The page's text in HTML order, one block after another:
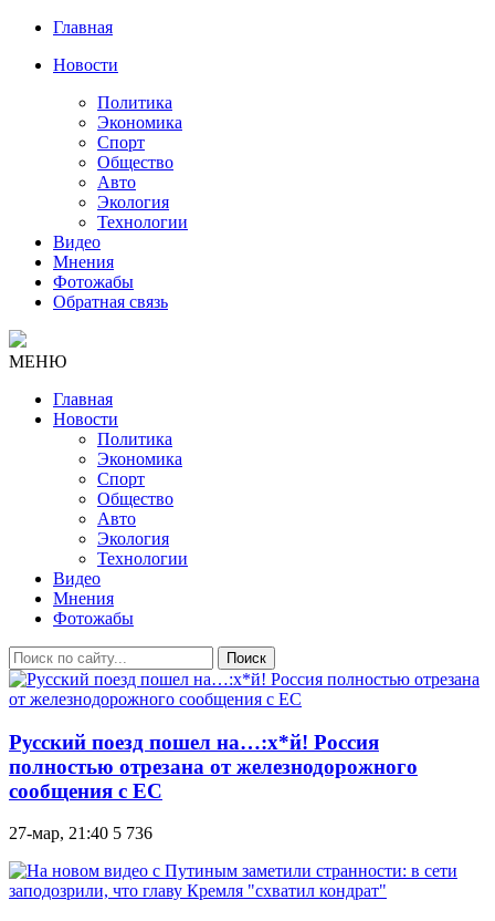
Главная
Новости
Политика
Экономика
Спорт
Общество
Авто
Экология
Технологии
Видео
Мнения
Фотожабы
Обратная связь
МЕНЮ
Главная
Новости
Политика
Экономика
Спорт
Общество
Авто
Экология
Технологии
Видео
Мнения
Фотожабы
Поиск
Русский поезд пошел на…:х*й! Россия
полностью отрезана от железнодорожного
сообщения с ЕС
27-мар, 21:40 5 736